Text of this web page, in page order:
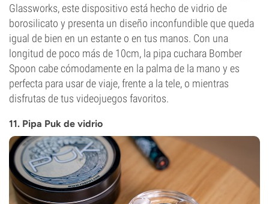
Glassworks, este dispositivo está hecho de vidrio de
borosilicato y presenta un diseño inconfundible que queda
igual de bien en un estante o en tus manos. Con una
longitud de poco más de 10cm, la pipa cuchara Bomber
Spoon cabe cómodamente en la palma de la mano y es
perfecta para usar de viaje, frente a la tele, o mientras
disfrutas de tus videojuegos favoritos.
11. Pipa Puk de vidrio